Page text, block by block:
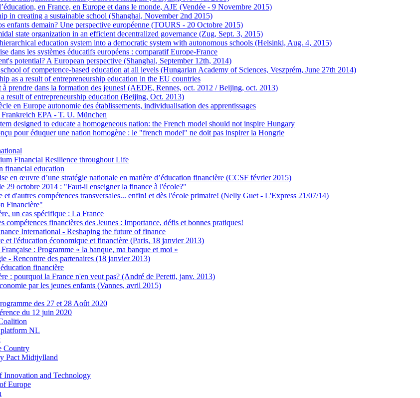
en France, en Europe et dans le monde, AJE (Vendée - 9 Novembre 2015)
in creating a sustainable school (Shanghai, November 2nd 2015)
enfants demain? Une perspective européenne (TOURS - 20 Octobre 2015)
state organization in an efficient decentralized governance (Zug, Sept. 3, 2015)
education system into a democratic system with autonomous schools (Helsinki, Aug. 4, 2015)
dans les systèmes éducatifs européens : comparatif Europe-France
potential? A European perspective (Shanghai, September 12th, 2014)
of competence-based education at all levels (Hungarian Academy of Sciences, Veszprém, June 27th 2014)
as a result of entrepreneurship education in the EU countries
à prendre dans la formation des jeunes! (AEDE, Rennes, oct. 2012 / Beijing, oct. 2013)
result of entrepreneurship education (Beijing, Oct. 2013)
en Europe autonomie des établissements, individualisation des apprentissages
EPA - T. U. München
designed to educate a homogeneous nation: the French model should not inspire Hungary
pour éduquer une nation homogène : le "french model" ne doit pas inspirer la Hongrie
Financial Resilience throughout Life
financial education
en œuvre d’une stratégie nationale en matière d’éducation financière (CCSF février 2015)
29 octobre 2014 : "Faut-il enseigner la finance à l'école?"
et d'autres compétences transversales... enfin! et dès l'école primaire! (Nelly Guet - L'Express 21/07/14)
Financière"
un cas spécifique : La France
compétences financières des Jeunes : Importance, défis et bonnes pratiques!
International - Reshaping the future of finance
et l'éducation économique et financière (Paris, 18 janvier 2013)
: Programme « la banque, ma banque et moi »
- Rencontre des partenaires (18 janvier 2013)
financière
: pourquoi la France n'en veut pas? (André de Peretti, janv. 2013)
par les jeunes enfants (Vannes, avril 2015)
des 27 et 28 Août 2020
du 12 juin 2020
NL
Country
Pact Midtjylland
Innovation and Technology
Europe